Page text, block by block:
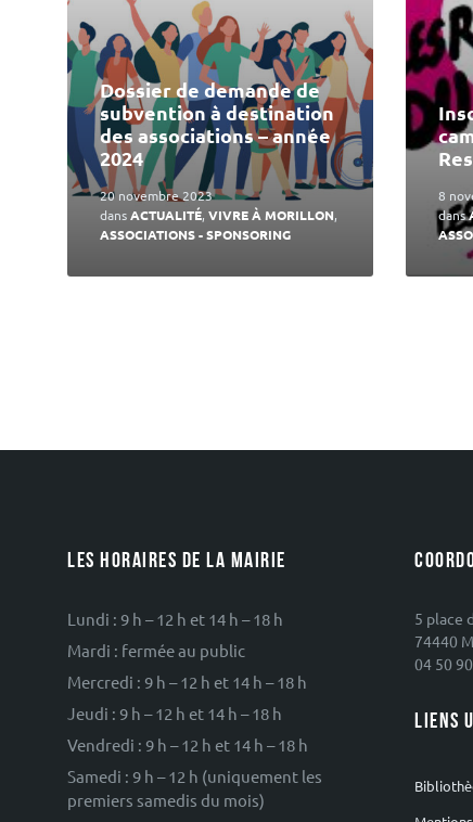
Dossier de demande de
subvention à destination
des associations – année
2024
20 novembre 2023
dansACTUALITÉ, VIVRE À MORILLON,
ASSOCIATIONS - SPONSORING
8
dans
LES HORAIRES DE LA MAIRIE
Lundi : 9 h – 12 h et 14 h – 18 h
Mardi : fermée au public
Mercredi : 9 h – 12 h et 14 h – 18 h
Jeudi : 9 h – 12 h et 14 h – 18 h
Vendredi : 9 h – 12 h et 14 h – 18 h
Samedi : 9 h – 12 h (uniquement les
premiers samedis du mois)
5 place
74440
04 50
LIENS